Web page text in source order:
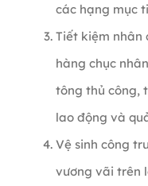
các hạng mục
Tiết kiệm nhân
hàng chục
tông thủ công,
lao động và
Vệ sinh công
vương vãi trên